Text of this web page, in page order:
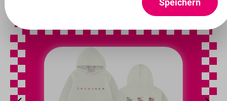
Bildergalerie überspringen
Speichern